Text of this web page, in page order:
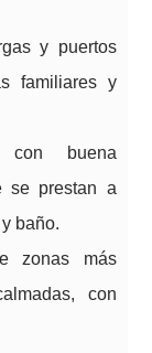
y puertos
familiares y
buena
se prestan a
baño.
zonas más
con